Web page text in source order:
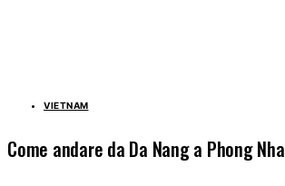
VIETNAM
Come andare da Da Nang a Phong Nha